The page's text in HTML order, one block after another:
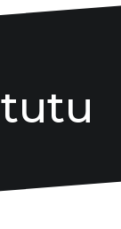
tutu